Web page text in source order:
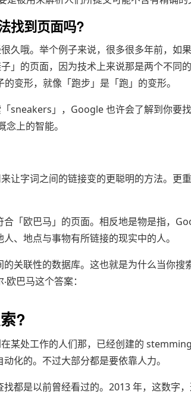
找到页面吗?
久哦。举个例子来说，很多很多年前，如
」的页面，因为技术上来说那是两个不
变形，就像「跑步」是「跑」的变形。
sneakers」，Google 也许会了解到你要
上的智能。
让字词之间的链接变的更聪明的方法。更
「欧巴马」的页面。相反地是物是指，
、地点与事物有所链接的现实中的人。
关联性的数据库。这也就是为什么当你搜
巴马这个答案：
?
某处工作的人们那，已经创建的
化的。不过大部分都是要依靠人力。
都是以前曾经看过的。2013 年，这数字